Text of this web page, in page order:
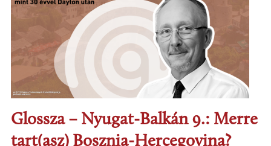
Glossza – Nyugat-Balkán 9.: Merre
tart(asz) Bosznia-Hercegovina?